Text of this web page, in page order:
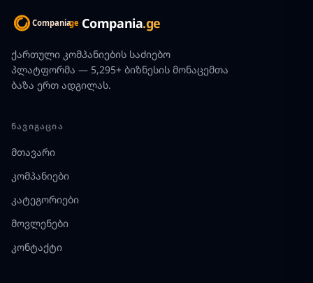
Compania.ge
ქართული კომპანიების საძიებო
პლატფორმა — 5,295+ ბიზნესის მონაცემთა
ბაზა ერთ ადგილას.
ᲜᲐᲕᲘᲒᲐᲪᲘᲐ
მთავარი
კომპანიები
კატეგორიები
მოვლენები
კონტაქტი